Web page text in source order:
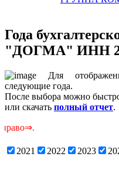
Года
"ДОГМА" ИНН
Для
следующие года.
После выбора можно
или скачать полный отчет.
2021 2022 2023